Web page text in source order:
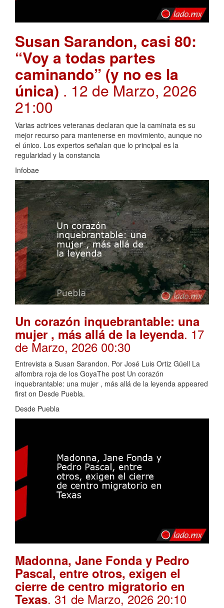
Susan Sarandon, casi 80:
“Voy a todas partes
caminando” (y no es la
única) . 12 de Marzo, 2026
21:00
Varias actrices veteranas declaran que la caminata es su
mejor recurso para mantenerse en movimiento, aunque no
el único. Los expertos señalan que lo principal es la
regularidad y la constancia
Infobae
Un corazón inquebrantable: una
mujer , más allá de la leyenda. 17
de Marzo, 2026 00:30
Entrevista a Susan Sarandon. Por José Luis Ortiz Güell La
alfombra roja de los GoyaThe post Un corazón
inquebrantable: una mujer , más allá de la leyenda appeared
first on Desde Puebla.
Desde Puebla
Madonna, Jane Fonda y Pedro
Pascal, entre otros, exigen el
cierre de centro migratorio en
Texas. 31 de Marzo, 2026 20:10